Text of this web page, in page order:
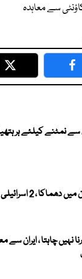
سے معاہدہ
Twitter
سے نمٹنے کیلئے ہر
میجر ہلاک ، 4 اہلکار زخمی
نہیں چاہتا ، ایران سے